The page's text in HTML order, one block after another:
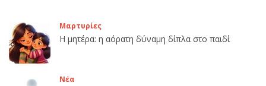
Μαρτυρίες
Η μητέρα: η αόρατη δύναμη δίπλα στο παιδί
Νέα